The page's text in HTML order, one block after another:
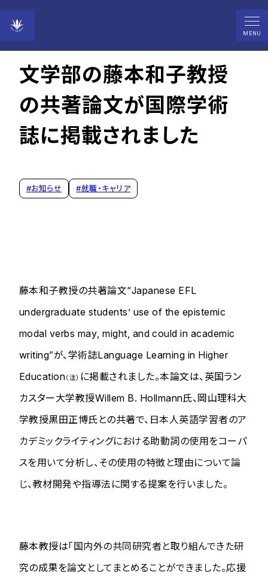
MENU
2024年05月24日
文学部の藤本和子教授
の共著論文が国際学術
誌に掲載されました
#お知らせ #就職・キャリア
藤本和子教授の共著論文“Japanese EFL
undergraduate students’ use of the epistemic
modal verbs may ,might , andcould in academic
writing”が、学術誌Language Learning in Higher
Education（注） に掲載されました。本論文は、英国ラン
カスター大学教授Willem B. Hollmann氏、 岡山理科大
学教授黒田正博氏との共著で、 日本人英語学習者のア
カデミックライティングにおける助動詞の使用をコーパ
スを用いて分析し、その使用の特徴と理由について論
じ、教材開発や指導法に関する提案を行いました。
藤本教授は「国内外の共同研究者と取り組んできた研
究の成果を論文としてまとめることができました。応援